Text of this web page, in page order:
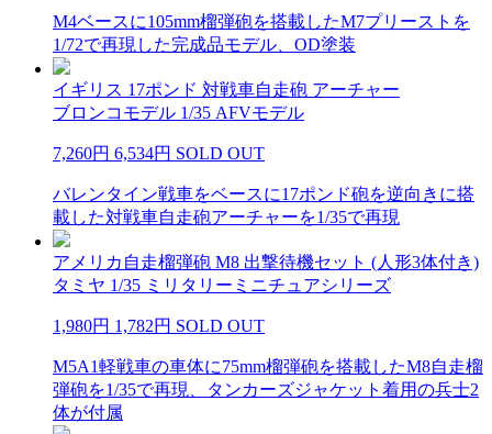
M4ベースに105mm榴弾砲を搭載したM7プリーストを
1/72で再現した完成品モデル、OD塗装
イギリス 17ポンド 対戦車自走砲 アーチャー
ブロンコモデル 1/35 AFVモデル
7,260円 6,534円 SOLD OUT
バレンタイン戦車をベースに17ポンド砲を逆向きに搭
載した対戦車自走砲アーチャーを1/35で再現
アメリカ自走榴弾砲 M8 出撃待機セット (人形3体付き)
タミヤ 1/35 ミリタリーミニチュアシリーズ
1,980円 1,782円 SOLD OUT
M5A1軽戦車の車体に75mm榴弾砲を搭載したM8自走榴
弾砲を1/35で再現、タンカーズジャケット着用の兵士2
体が付属